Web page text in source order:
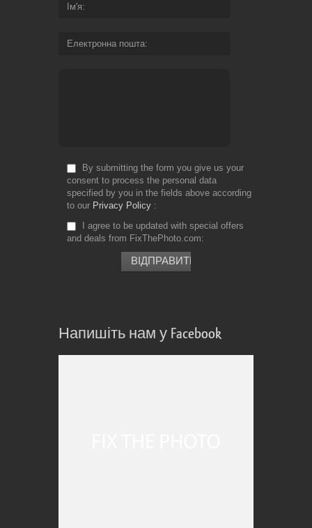
Ім'я
Електронна пошта
By submitting the form you give us your
consent to process the personal data
specified by you in the fields above according
to our Privacy Policy
I agree to be updated with special offers
and deals from FixThePhoto.com
Напишіть нам у Facebook